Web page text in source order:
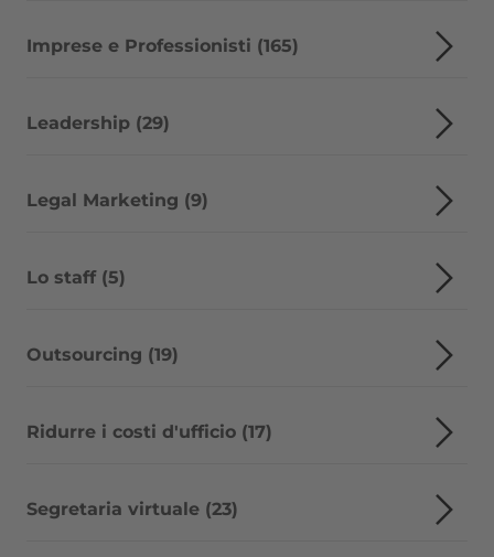
Imprese e Professionisti (165)
Leadership (29)
Legal Marketing (9)
Lo staff (5)
Outsourcing (19)
Ridurre i costi d'ufficio (17)
Segretaria virtuale (23)